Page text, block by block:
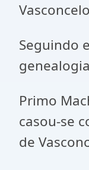
Seguindo
Primo
casou-se
de